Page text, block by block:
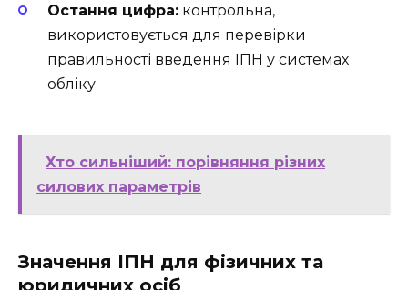
Остання цифра: контрольна,
використовується для перевірки
правильності введення ІПН у системах
обліку
Хто сильніший: порівняння різних
силових параметрів
Значення ІПН для фізичних та
юридичних осіб